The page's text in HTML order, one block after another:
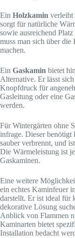
Ein Holzkamin verleiht
sorgt für natürliche
sowie ausreichend
muss man sich über die
machen.
Ein Gaskamin bietet
Alternative. Er lässt
Knopfdruck für
Gasleitung oder eine
werden.
Für Wintergärten ohne
infrage. Dieser benötigt
sauber verbrennt, und
Die Wärmeleistung ist
Gaskaminen.
Eine weitere
ein echtes Kaminfeuer
darstellt. Er ist ideal für
dekorative Lösung
Anblick von Flammen
Kaminarten bietet
Installation bedacht